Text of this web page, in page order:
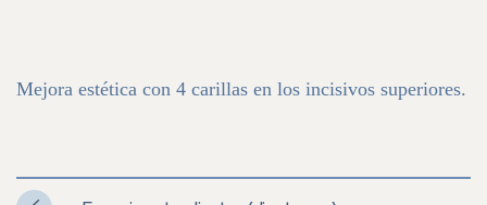
Mejora estética con 4 carillas en los incisivos superiores.